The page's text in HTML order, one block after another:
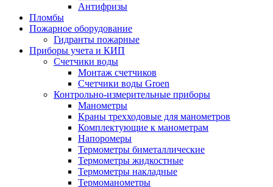
Антифризы
Пломбы
Пожарное оборудование
Гидранты пожарные
Приборы учета и КИП
Счетчики воды
Монтаж счетчиков
Счетчики воды Groen
Контрольно-измерительные приборы
Манометры
Краны трехходовые для манометров
Комплектующие к манометрам
Напоромеры
Термометры биметаллические
Термометры жидкостные
Термометры накладные
Термоманометры